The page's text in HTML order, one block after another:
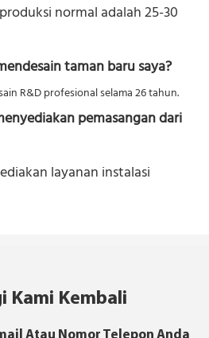
normal adalah 25-30
taman baru saya?
R&D profesional selama 26 tahun.
pemasangan dari
layanan instalasi
Kami Kembali
Atau Nomor Telepon Anda